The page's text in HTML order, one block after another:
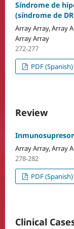
Síndrome de
(síndrome de
Array Array, Array
Array Array
272-277
PDF (Spanish)
Review
Array Array, Array
278-282
PDF (Spanish)
Clinical